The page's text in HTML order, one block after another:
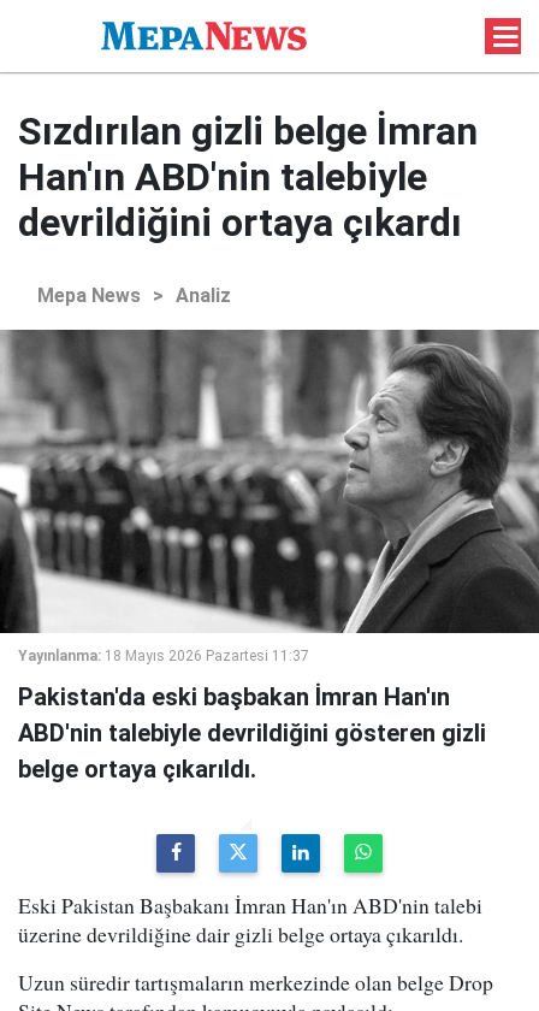
Sızdırılan gizli belge İmran
Han'ın ABD'nin talebiyle
devrildiğini ortaya çıkardı
Mepa News > Analiz
Yayınlanma: 18 Mayıs 2026 Pazartesi 11:37
Pakistan'da eski başbakan İmran Han'ın
ABD'nin talebiyle devrildiğini gösteren gizli
belge ortaya çıkarıldı.
Eski Pakistan Başbakanı İmran Han'ın ABD'nin talebi
üzerine devrildiğine dair gizli belge ortaya çıkarıldı.
Uzun süredir tartışmaların merkezinde olan belge Drop